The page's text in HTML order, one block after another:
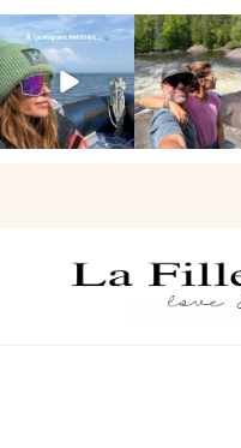
Voir une baleine
en photo, c’est
impressionnant
🐋...
Les
le Québec
version
...